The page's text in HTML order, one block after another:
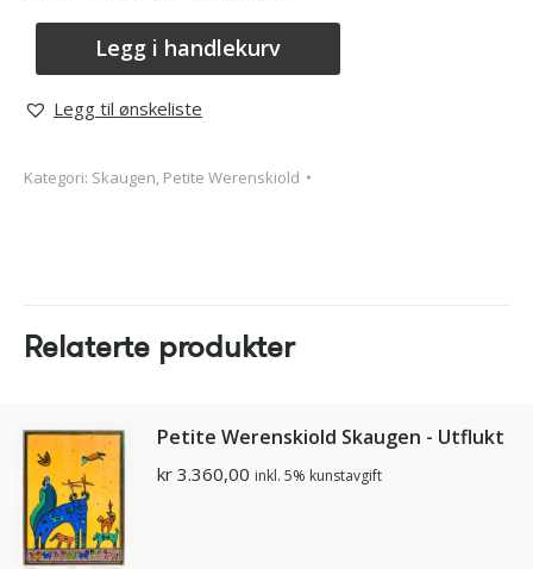
Legg i handlekurv
Legg til ønskeliste
Kategori: Skaugen, Petite Werenskiold
Relaterte produkter
Petite Werenskiold Skaugen - Utflukt
kr 3.360,00 inkl. 5% kunstavgift